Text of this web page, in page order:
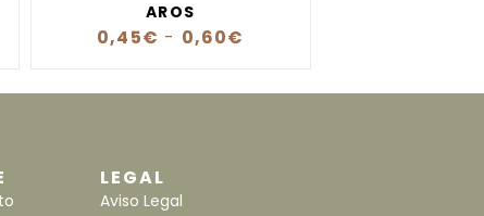
AROS
0,45€ - 0,60€
LEGAL
Aviso Legal